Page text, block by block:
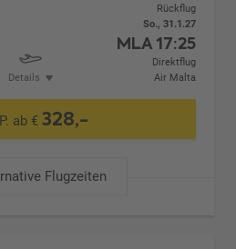
Details
Rückflug
So., 31.1.27
MLA 17:25
Direktflug
Air Malta
ab €328,-
Flugzeiten